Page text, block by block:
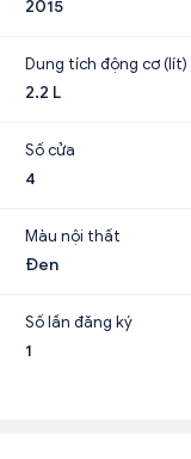
2015
Dung tích động cơ (lít)
2.2 L
Số cửa
4
Màu nội thất
Đen
Số lần đăng ký
1